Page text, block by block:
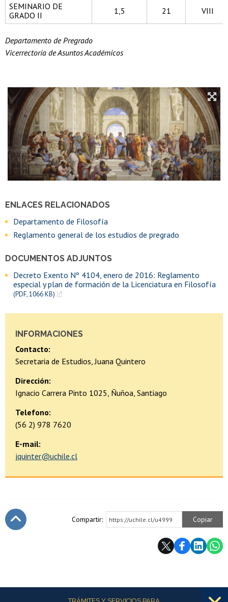
ENLACES RELACIONADOS
Departamento de Filosofía
Reglamento general de los estudios de pregrado
DOCUMENTOS ADJUNTOS
Decreto Exento Nº 4104, enero de 2016: Reglamento
especial y plan de formación de la Licenciatura en Filosofía
(PDF, 1066 KB)
INFORMACIONES
Contacto:
Secretaria de Estudios, Juana Quintero
Dirección:
Ignacio Carrera Pinto 1025, Ñuñoa, Santiago
Telefono:
(56 2) 978 7620
E-mail:
jquinter@uchile.cl
SEMINARIO DE
GRADO II
1,5 21 VIII
Departamento de Pregrado
Vicerrectoría de Asuntos Académicos
Compartir: https://uchile.cl/u4999 Copiar
Más información